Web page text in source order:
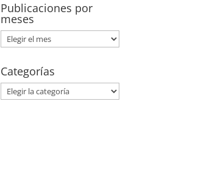
Publicaciones por
meses
Publicaciones
por
meses
Categorías
Categorías